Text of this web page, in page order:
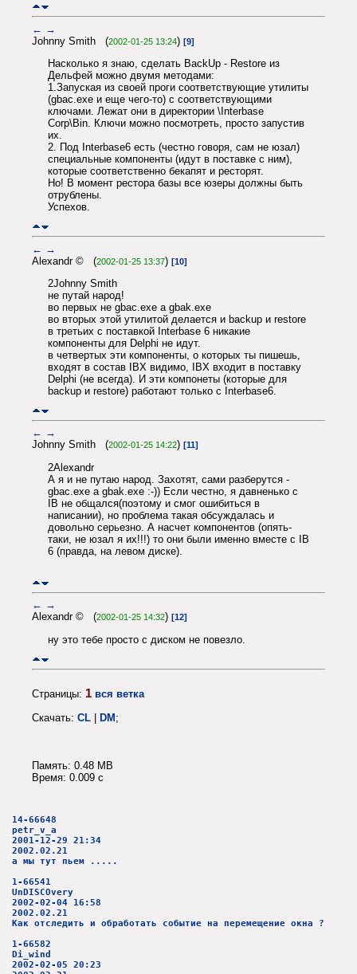
← →
Johnny Smith (2002-01-25 13:24) [9]
Насколько я знаю, сделать BackUp - Restore из
Дельфей можно двумя методами:
1.Запуская из своей проги соответствующие утилиты
(gbac.exe и еще чего-то) с соответствующими
ключами. Лежат они в директории \Interbase
Corp\Bin. Ключи можно посмотреть, просто запустив
их.
2. Под Interbase6 есть (честно говоря, сам не юзал)
специальные компоненты (идут в поставке с ним),
которые соответственно бекапят и ресторят.
Но! В момент рестора базы все юзеры должны быть
отрублены.
Успехов.
← →
Alexandr © (2002-01-25 13:37) [10]
2Johnny Smith
не путай народ!
во первых не gbac.exe а gbak.exe
во вторых этой утилитой делается и backup и restore
в третьих с поставкой Interbase 6 никакие
компоненты для Delphi не идут.
в четвертых эти компоненты, о которых ты пишешь,
входят в состав IBX видимо, IBX входит в поставку
Delphi (не всегда). И эти компонеты (которые для
backup и restore) работают только с Interbase6.
← →
Johnny Smith (2002-01-25 14:22) [11]
2Alexandr
А я и не путаю народ. Захотят, сами разберутся -
gbac.exe а gbak.exe :-)) Если честно, я давненько с
IB не общался(поэтому и смог ошибиться в
написании), но проблема такая обсуждалась и
довольно серьезно. А насчет компонентов (опять-
таки, не юзал я их!!!) то они были именно вместе с IB
6 (правда, на левом диске).
← →
Alexandr © (2002-01-25 14:32) [12]
ну это тебе просто с диском не повезло.
Страницы: 1 вся ветка
Скачать: CL DM ;
Память: 0.48 MB
Время: 0.009 c
14-66648
petr_v_a
2001-12-29 21:34
2002.02.21
а мы тут пьем .....
1-66541
UnDISCOvery
2002-02-04 16:58
2002.02.21
Как отследить и обработать событие на перемещение окна ?
1-66582
Di_wind
2002-02-05 20:23